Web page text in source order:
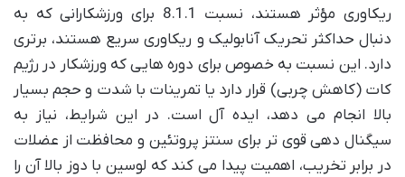
ریکاوری مؤثر هستند، نسبت 8.1.1 برای ورزشکارانی که به
دنبال حداکثر تحریک آنابولیک و ریکاوری سریع هستند، برتری
دارد. این نسبت به خصوص برای دوره هایی که ورزشکار در رژیم
کات (کاهش چربی) قرار دارد یا تمرینات با شدت و حجم بسیار
بالا انجام می دهد، ایده آل است. در این شرایط، نیاز به
سیگنال دهی قوی تر برای سنتز پروتئین و محافظت از عضلات
در برابر تخریب، اهمیت پیدا می کند که لوسین با دوز بالا آن را